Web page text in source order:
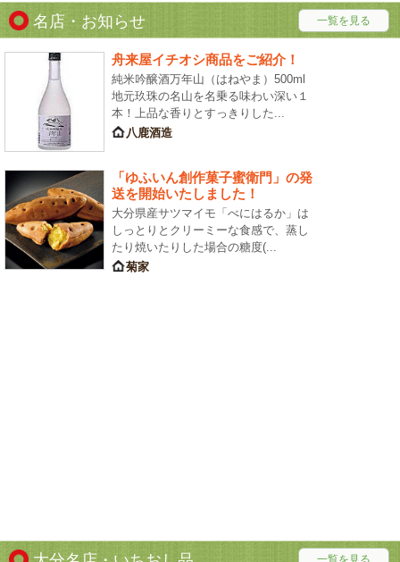
名店・お知らせ 一覧を見る
舟来屋イチオシ商品をご紹介！
純米吟醸酒万年山（はねやま）500ml
地元玖珠の名山を名乗る味わい深い１
本！上品な香りとすっきりした...
八鹿酒造
「ゆふいん創作菓子蜜衛門」の発
送を開始いたしました！
大分県産サツマイモ「べにはるか」は
しっとりとクリーミーな食感で、蒸し
たり焼いたりした場合の糖度(...
菊家
一覧を見る